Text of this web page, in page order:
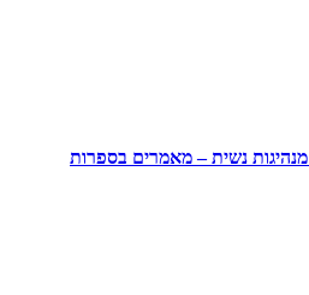
מנהיגות נשית – מאמרים בספרות